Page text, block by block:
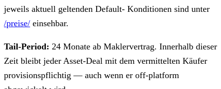
jeweils aktuell geltenden Default- Konditionen sind unter
/preise/ einsehbar.
Tail-Period: 24 Monate ab Maklervertrag. Innerhalb dieser
Zeit bleibt jeder Asset-Deal mit dem vermittelten Käufer
provisionspflichtig — auch wenn er off-platform